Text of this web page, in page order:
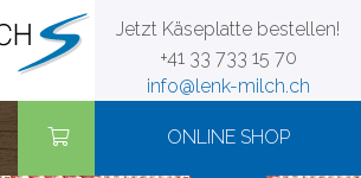
Jetzt Käseplatte bestellen!
+41 33 733 15 70
info@lenk-milch.ch
ONLINE SHOP